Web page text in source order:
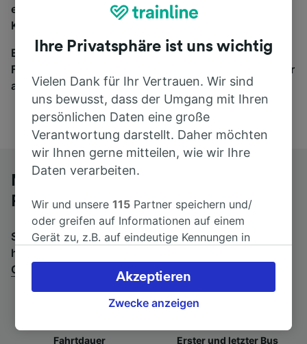
eine Suche und wir vergleichen Fahrtzeiten und
Kosten für Bahn- und Busreisen miteinander.
Egal, wohin die Reise geht – starten Sie mit uns.
Finden Sie hier Fahrkarten für Verbindungen von mehr
als 170 Bahn- und Busunternehmen.
Mit dem Fernbus von Cannes nach
Paris Austerlitz
Suchen Sie nach einem Rückfahrtticket? Dann bitte
hier entlang:
Cannes
Fahrtdauer Erster und letzter Bus
Ihre Privatsphäre ist uns wichtig
Vielen Dank für Ihr Vertrauen. Wir sind
uns bewusst, dass der Umgang mit Ihren
persönlichen Daten eine große
Verantwortung darstellt. Daher möchten
wir Ihnen gerne mitteilen, wie wir Ihre
Daten verarbeiten.
Wir und unsere115 Partner speichern und/
oder greifen auf Informationen auf einem
Gerät zu, z.B. auf eindeutige Kennungen in
verarbeiten. Sie können Ihre Präferenzen
akzeptieren oder verwalten, einschließlich
Ihres Widerspruchsrechts bei berechtigtem
besuchen Sie jederzeit die Seite der
Zwecke anzeigen
Akzeptieren